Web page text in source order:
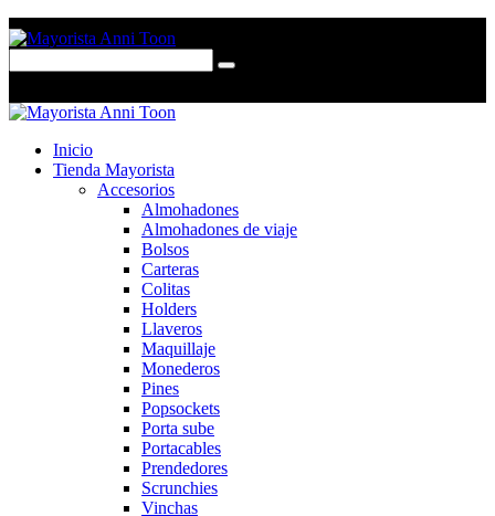
Inicio
Tienda Mayorista
Accesorios
Almohadones
Almohadones de viaje
Bolsos
Carteras
Colitas
Holders
Llaveros
Maquillaje
Monederos
Pines
Popsockets
Porta sube
Portacables
Prendedores
Scrunchies
Vinchas